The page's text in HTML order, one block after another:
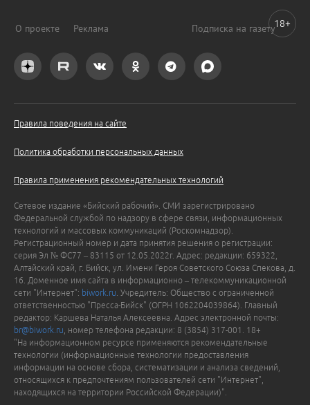
О проекте Реклама Подписка на газету
Правила поведения на сайте
Политика обработки персональных данных
Правила применения рекомендательных технологий
Сетевое издание «Бийский рабочий». СМИ зарегистрировано
Федеральной службой по надзору в сфере связи, информационных
технологий и массовых коммуникаций (Роскомнадзор).
Регистрационный номер и дата принятия решения о регистрации:
серия Эл № ФС77 – 83115 от 12.05.2022г. Адрес: редакции: 659322,
Алтайский край, г. Бийск, ул. Имени Героя Советского Союза Спекова, д.
16. Доменное имя сайта в информационно – телекоммуникационной
сети "Интернет": biwork.ru . Учредитель: Общество с ограниченной
ответственностью "Пресса-Бийск" (ОГРН 1062204039864). Главный
редактор: Каршева Наталья Алексеевна. Адрес электронной почты:
br@biwork.ru , номер телефона редакции: 8 (3854) 317-001. 18+
"На информационном ресурсе применяются рекомендательные
технологии (информационные технологии предоставления
информации на основе сбора, систематизации и анализа сведений,
относящихся к предпочтениям пользователей сети "Интернет",
находящихся на территории Российской Федерации)".
18+